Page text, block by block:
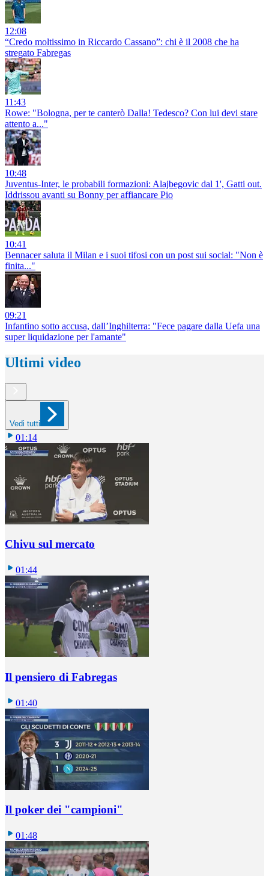
12:08
“Credo moltissimo in Riccardo Cassano”: chi è il 2008 che ha
stregato Fabregas
11:43
Rowe: "Bologna, per te canterò Dalla! Tedesco? Con lui devi stare
attento a..."
10:48
Juventus-Inter, le probabili formazioni: Alajbegovic dal 1', Gatti out.
Iddrissou avanti su Bonny per affiancare Pio
10:41
Bennacer saluta il Milan e i suoi tifosi con un post sui social: "Non è
finita..."
09:21
Infantino sotto accusa, dall’Inghilterra: "Fece pagare dalla Uefa una
super liquidazione per l'amante"
Ultimi video
Vedi tutti
01:14
Chivu sul mercato
01:44
Il pensiero di Fabregas
01:40
Il poker dei "campioni"
01:48